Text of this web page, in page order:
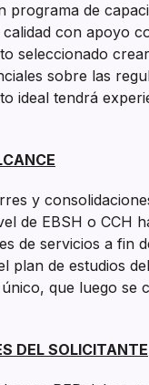
programa de
calidad con apoyo
seleccionado
sobre las
ideal tendrá
y
de EBSH o CCH
de servicios a fin
plan de estudios
que luego
DEL SOLICITANTE